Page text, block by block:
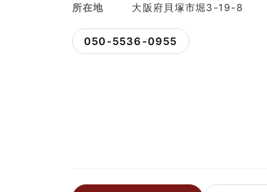
所在地
大阪府貝塚市堀3-19-8
050-5536-0955